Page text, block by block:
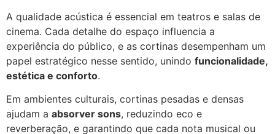
A qualidade acústica é essencial em teatros e salas de
cinema. Cada detalhe do espaço influencia a
experiência do público, e as cortinas desempenham um
papel estratégico nesse sentido, unindo funcionalidade,
estética e conforto.
Em ambientes culturais, cortinas pesadas e densas
ajudam a absorver sons, reduzindo eco e
reverberação, e garantindo que cada nota musical ou